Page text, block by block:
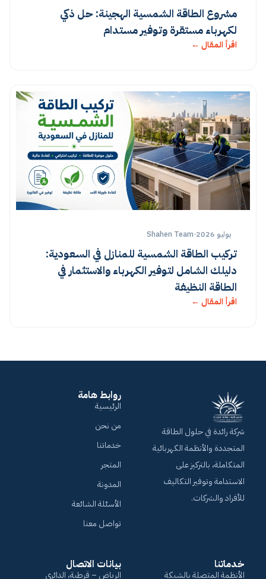
مشروع الطاقة الشمسية الهجينة: حل ذكي
لكهرباء مستقرة وتوفير مستدام
اقرأ المقال ←
يوليو 2026 ·
Shahen Team
تركيب الطاقة الشمسية للمنازل في السعودية:
دليلك الشامل لتوفير الكهرباء والاستثمار في
الطاقة النظيفة
اقرأ المقال ←
شركة رائدة في حلول الطاقة
المتجددة والأنظمة الكهربائية
المتكاملة، بالتركيز على
الاستدامة وتوفير التكاليف
للأفراد والشركات.
روابط هامة
الرئيسية
من نحن
خدماتنا
المتجر
المدونة
الأسئلة الشائعة
تواصل معنا
خدماتنا
الأنظمة المتصلة بالشبكة
بيانات الاتصال
الرياض – قرطبة، الدائري